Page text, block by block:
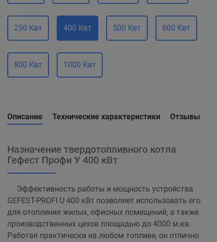
250 Квт 400 Квт 500 Квт 600 Квт
800 Квт 1000 Квт
Описание Технические характеристики Отзывы
Назначение твердотопливного котла
Гефест Профи У 400 кВт
Эффективность работы и мощность устройства
GEFEST-PROFI U 400 кВт позволяет использовать его
для отопления жилых, офисных помещений, а также
производственных цехов площадью до 4000 м.кв.
Работая практически на любом топливе, он отлично